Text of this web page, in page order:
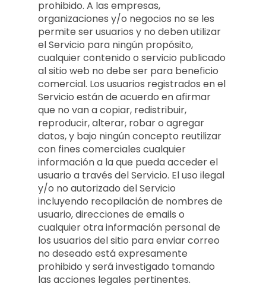
prohibido. A las empresas,
organizaciones y/o negocios no se les
permite ser usuarios y no deben utilizar
el Servicio para ningún propósito,
cualquier contenido o servicio publicado
al sitio web no debe ser para beneficio
comercial. Los usuarios registrados en el
Servicio están de acuerdo en afirmar
que no van a copiar, redistribuir,
reproducir, alterar, robar o agregar
datos, y bajo ningún concepto reutilizar
con fines comerciales cualquier
información a la que pueda acceder el
usuario a través del Servicio. El uso ilegal
y/o no autorizado del Servicio
incluyendo recopilación de nombres de
usuario, direcciones de emails o
cualquier otra información personal de
los usuarios del sitio para enviar correo
no deseado está expresamente
prohibido y será investigado tomando
las acciones legales pertinentes.